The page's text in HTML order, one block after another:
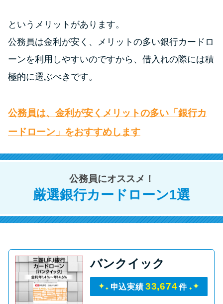
というメリットがあります。
公務員は金利が安く、メリットの多い銀行カードロ
ーンを利用しやすいのですから、借入れの際には積
極的に選ぶべきです。
公務員は、金利が安くメリットの多い「銀行カ
ードローン」をおすすめします
公務員にオススメ！
厳選銀行カードローン1選
バンクイック
申込実績 33,674 件